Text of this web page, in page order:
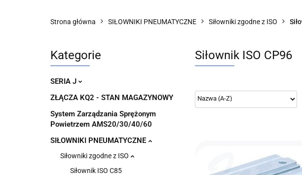
AUDYT SPRĘŻONEGO POWIETRZA SERIA J
Strona główna SIŁOWNIKI PNEUMATYCZNE Siłowniki zgodne z ISO
Kategorie
SERIA J
ZŁĄCZA KQ2 - STAN MAGAZYNOWY
System Zarządzania Sprężonym
Powietrzem AMS20/30/40/60
SIŁOWNIKI PNEUMATYCZNE
Siłowniki zgodne z ISO
Siłownik ISO C85
Siłownik ISO CP96